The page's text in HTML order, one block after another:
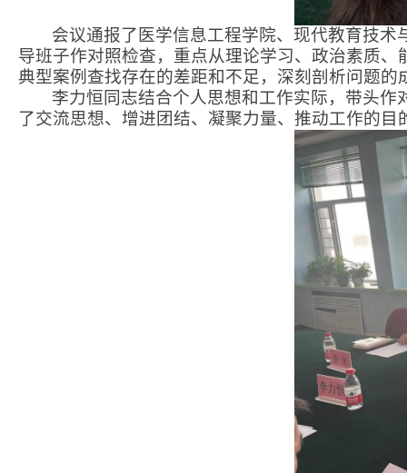
会议通报了医学信息工程学院、现代教育技术
导班子作对照检查，重点从理论学习、政治素质
典型案例查找存在的差距和不足，深刻剖析问题
李力恒同志结合个人思想和工作实际，带头
了交流思想、增进团结、凝聚力量、推动工作的目